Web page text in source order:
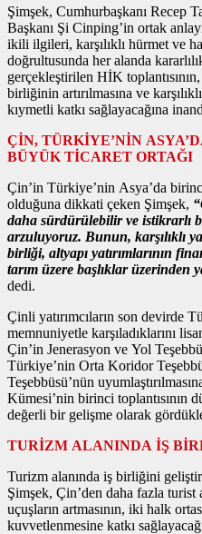
Şimşek, Cumhurbaşkanı Recep
Başkanı Şi Cinping’in ortak
ikili ilgileri, karşılıklı hürmet ve
doğrultusunda her alanda
gerçekleştirilen HİK
birliğinin artırılmasına ve
kıymetli katkı sağlayacağına
ÇİN, TÜRKİYE’NİN
BÜYÜK TİCARET ORTAĞI
Çin’in Türkiye’nin Asya’da
olduğuna dikkati çeken Şimşek,
daha sürdürülebilir ve istikrarlı
arzuluyoruz. Bunun, karşılıklı
birliği, altyapı yatırımlarının
tarım üzere başlıklar üzerinden
dedi.
Çinli yatırımcıların son devirde
memnuniyetle karşıladıklarını
Çin’in Jenerasyon ve Yol
Türkiye’nin Orta Koridor
Teşebbüsü’nün
Kümesi’nin birinci toplantısının
değerli bir gelişme olarak
TURİZM ALANINDA İŞ
Turizm alanında iş birliğini
Şimşek, Çin’den daha fazla turist
uçuşların artmasının, iki halk
kuvvetlenmesine katkı